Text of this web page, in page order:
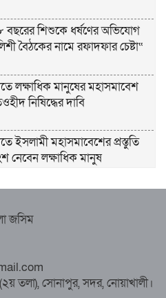
বছরের শিশুকে ধর্ষণের অভিযোগ
বৈঠকের নামে রফাদফার চেষ্টা“
লক্ষাধিক মানুষের মহাসমাবেশ
নিষিদ্ধের দাবি
ইসলামী মহাসমাবেশের প্রস্তুতি
নেবেন লক্ষাধিক মানুষ
ইসলামী ছাত্রশিবিরের ‘অদম্য
জসিম
(২য় তলা), সোনাপুর, সদর, নোয়াখালী।